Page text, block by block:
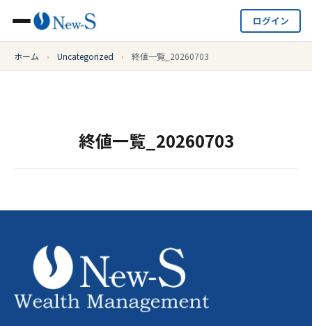
ログイン
ホーム › Uncategorized › 終値一覧_20260703
終値一覧_20260703